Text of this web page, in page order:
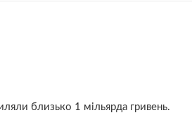
близько 1 мільярда гривень.